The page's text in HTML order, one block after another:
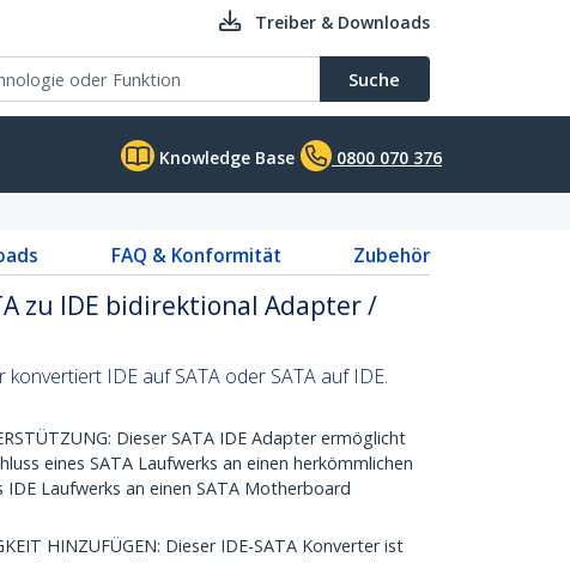
Treiber & Downloads
Suche
Knowledge Base 0800 070 376
FAQ & Konformität Zubehör
zu IDE bidirektional Adapter /
IDE auf SATA oder SATA auf IDE.
Dieser SATA IDE Adapter ermöglicht
eines SATA Laufwerks an einen herkömmlichen
IDE Laufwerks an einen SATA Motherboard
HINZUFÜGEN: Dieser IDE-SATA Konverter ist